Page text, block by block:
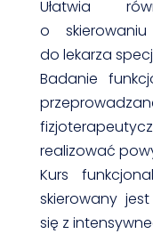
Ułatwia
o
do lekarza
Badanie
realizować
Kurs
skierowany
się z